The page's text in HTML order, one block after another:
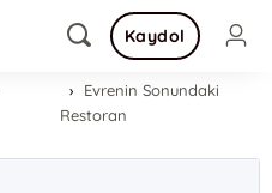
Kaydol
Evrenin Sonundaki
Restoran